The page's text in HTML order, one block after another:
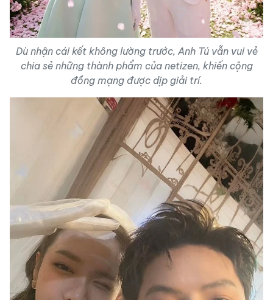
Dù nhận cái kết không lường trước, Anh Tú vẫn vui vẻ
chia sẻ những thành phẩm của netizen, khiến cộng
đồng mạng được dịp giải trí.